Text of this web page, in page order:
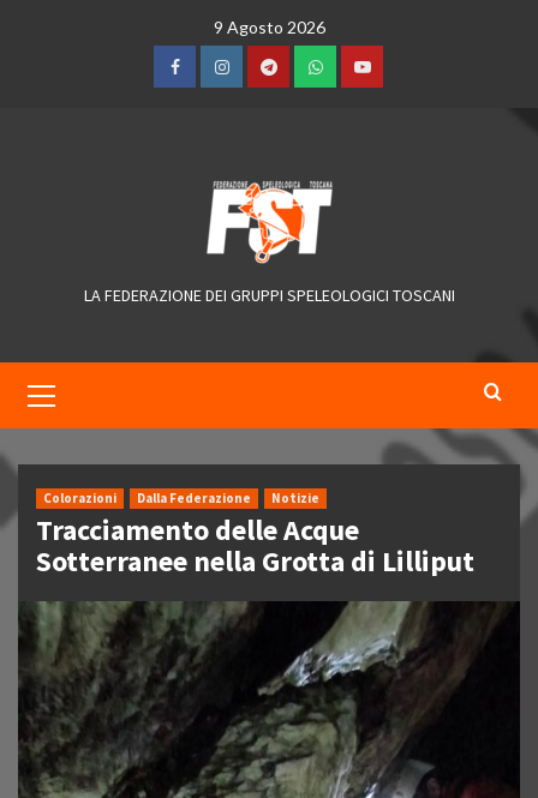
9 Agosto 2026
FacebookInstagramTelegramWhatsAppYouTube
LA FEDERAZIONE DEI GRUPPI SPELEOLOGICI TOSCANI
Menu
Colorazioni Dalla Federazione Notizie
Tracciamento delle Acque
Sotterranee nella Grotta di Lilliput